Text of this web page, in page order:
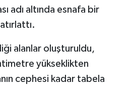
adı altında esnafa bir
alanlar oluşturuldu,
yükseklikten
cephesi kadar tabela